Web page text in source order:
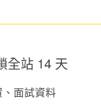
全站 14 天
面試資料